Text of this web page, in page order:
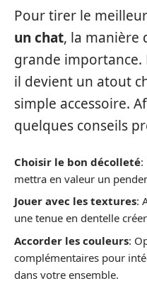
Pour tirer le
un chat, la manière
grande importance.
il devient un atout
simple accessoire.
quelques conseils
Choisir le bon décolleté:
mettra en valeur un
Jouer avec les textures:
une tenue en dentelle
Accorder les couleurs:
complémentaires pour
dans votre ensemble.